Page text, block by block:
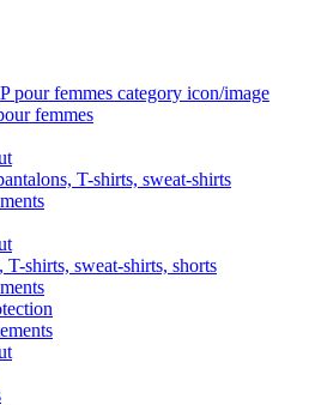
femmes
T-shirts, sweat-shirts
T-shirts, sweat-shirts, shorts